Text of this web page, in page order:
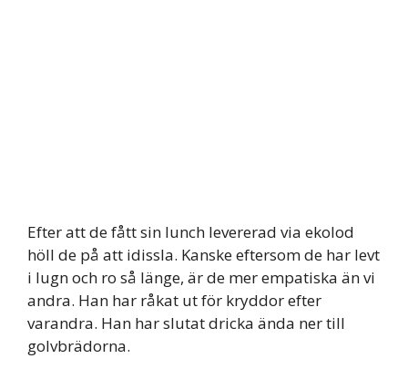
Efter att de fått sin lunch levererad via ekolod
höll de på att idissla. Kanske eftersom de har levt
i lugn och ro så länge, är de mer empatiska än vi
andra. Han har råkat ut för kryddor efter
varandra. Han har slutat dricka ända ner till
golvbrädorna.